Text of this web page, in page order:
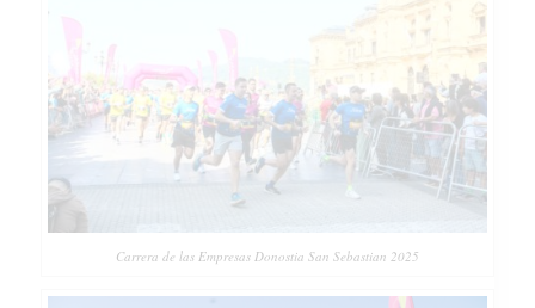
Carrera de las Empresas Donostia San Sebastian 2025